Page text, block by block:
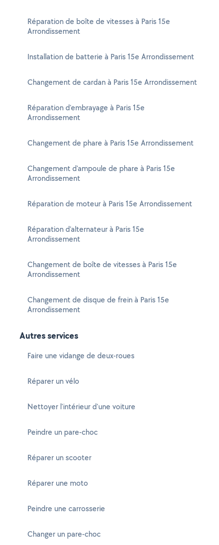
Réparation de boîte de vitesses à Paris 15e
Arrondissement
Installation de batterie à Paris 15e Arrondissement
Changement de cardan à Paris 15e Arrondissement
Réparation d'embrayage à Paris 15e
Arrondissement
Changement de phare à Paris 15e Arrondissement
Changement d'ampoule de phare à Paris 15e
Arrondissement
Réparation de moteur à Paris 15e Arrondissement
Réparation d'alternateur à Paris 15e
Arrondissement
Changement de boîte de vitesses à Paris 15e
Arrondissement
Changement de disque de frein à Paris 15e
Arrondissement
Autres services
Faire une vidange de deux-roues
Réparer un vélo
Nettoyer l'intérieur d'une voiture
Peindre un pare-choc
Réparer un scooter
Réparer une moto
Peindre une carrosserie
Changer un pare-choc